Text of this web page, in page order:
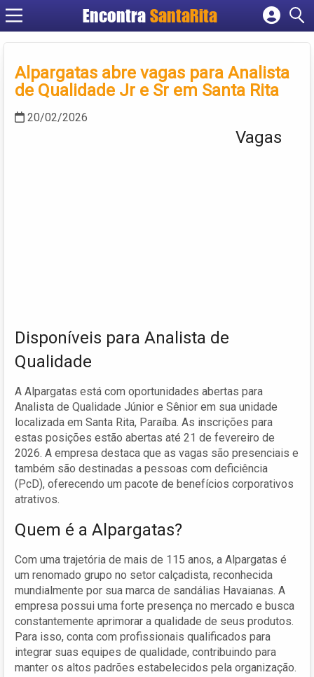
EncontraSantaRita
Cadastrar empresa
Criar conta
Alpargatas abre vagas para Analista
de Qualidade Jr e Sr em Santa Rita
20/02/2026
Vagas
Disponíveis para Analista de
Qualidade
A Alpargatas está com oportunidades abertas para
Analista de Qualidade Júnior e Sênior em sua unidade
localizada em Santa Rita, Paraíba. As inscrições para
estas posições estão abertas até 21 de fevereiro de
2026. A empresa destaca que as vagas são presenciais e
também são destinadas a pessoas com deficiência
(PcD), oferecendo um pacote de benefícios corporativos
atrativos.
Quem é a Alpargatas?
Com uma trajetória de mais de 115 anos, a Alpargatas é
um renomado grupo no setor calçadista, reconhecida
mundialmente por sua marca de sandálias Havaianas. A
empresa possui uma forte presença no mercado e busca
constantemente aprimorar a qualidade de seus produtos.
Para isso, conta com profissionais qualificados para
integrar suas equipes de qualidade, contribuindo para
manter os altos padrões estabelecidos pela organização.